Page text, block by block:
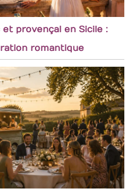
et provençal en Sicile :
romantique